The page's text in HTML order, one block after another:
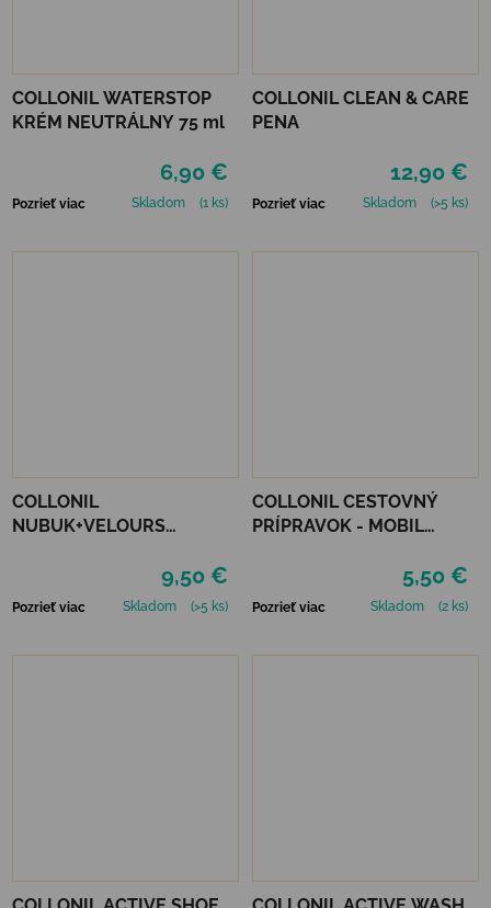
COLLONIL WATERSTOP
KRÉM NEUTRÁLNY 75 ml
6,90 €
Pozrieť viac Skladom (1 ks)
COLLONIL CLEAN & CARE
PENA
12,90 €
Pozrieť viac Skladom (>5 ks)
COLLONIL
NUBUK+VELOURS
9,50 €
Pozrieť viac Skladom (>5 ks)
COLLONIL CESTOVNÝ
PRÍPRAVOK - MOBIL
5,50 €
Pozrieť viac Skladom (2 ks)